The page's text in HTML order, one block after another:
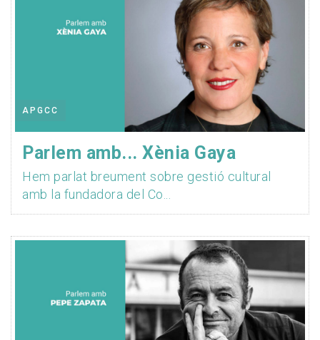
APGCC
Parlem amb... Xènia Gaya
Hem parlat breument sobre gestió cultural
amb la fundadora del Co...